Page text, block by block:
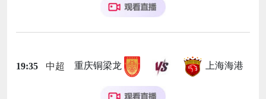
19:35 中超 重庆铜梁龙 上海海港